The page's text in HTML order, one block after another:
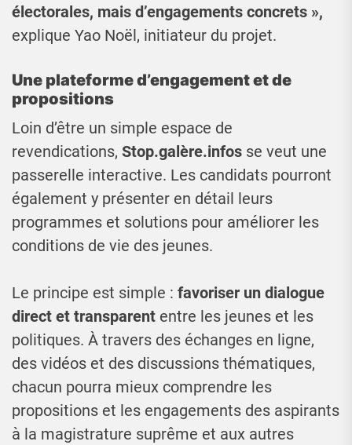
électorales, mais d’engagements concrets »,
explique Yao Noël, initiateur du projet.
Une plateforme d’engagement et de
propositions
Loin d’être un simple espace de
revendications, Stop.galère.infos se veut une
passerelle interactive. Les candidats pourront
également y présenter en détail leurs
programmes et solutions pour améliorer les
conditions de vie des jeunes.
Le principe est simple : favoriser un dialogue
direct et transparent entre les jeunes et les
politiques. À travers des échanges en ligne,
des vidéos et des discussions thématiques,
chacun pourra mieux comprendre les
propositions et les engagements des aspirants
à la magistrature suprême et aux autres